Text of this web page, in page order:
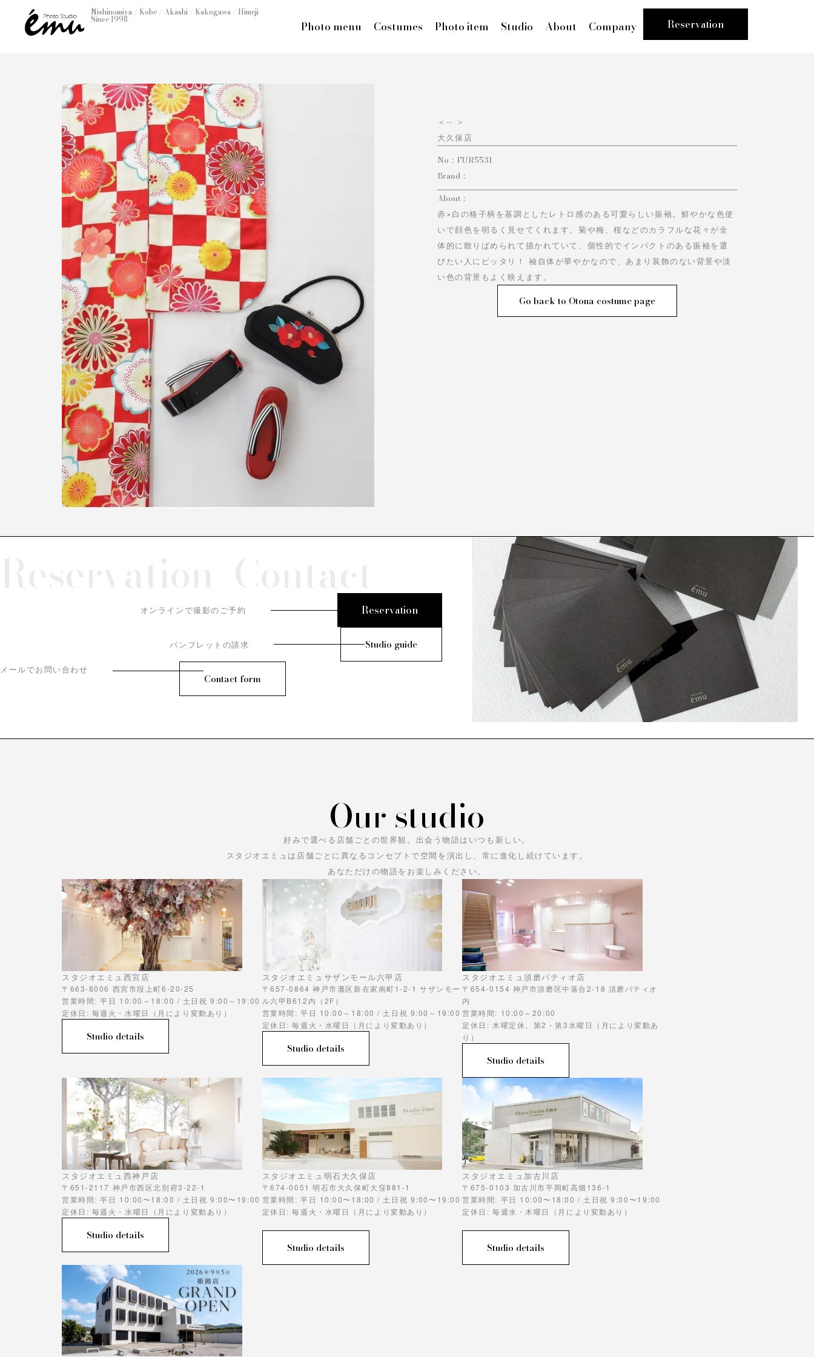
Nishinomiya / Kobe / Akashi / Kakogawa / Himeji
Since 1998 Photo menu Costumes Photo item Studio About Company Reservation
＜ -- ＞
大久保店
No： FUR5531
Brand：
About：
赤×白の格子柄を基調としたレトロ感のある可愛らしい振袖。鮮やかな色使
いで顔色を明るく見せてくれます。菊や梅、桜などのカラフルな花々が全
体的に散りばめられて描かれていて、個性的でインパクトのある振袖を選
びたい人にピッタリ！ 袖自体が華やかなので、あまり装飾のない背景や淡
い色の背景もよく映えます。
Go back to Otona costume page
オンラインで撮影のご予約 Reservation
パンフレットの請求 Studio guide
メールでお問い合わせ
Contact form
Our studio
好みで選べる店舗ごとの世界観。 出会う物語はいつも新しい。
スタジオエミュは店舗ごとに異なるコンセプトで空間を演出し、常に進化し続けています。
あなただけの物語をお楽しみください。
スタジオエミュ西宮店
〒663-8006 西宮市段上町6-20-25
営業時間: 平日 10:00～18:00 / 土日祝 9:00～19:00
定休日: 毎週火・水曜日（月により変動あり）
Studio details
スタジオエミュサザンモール六甲店
〒657-0864 神戸市灘区新在家南町1-2-1 サザンモー
ル六甲B612内（2F）
営業時間: 平日 10:00～18:00 / 土日祝 9:00～19:00
定休日: 毎週火・水曜日（月により変動あり）
Studio details
スタジオエミュ須磨パティオ店
〒654-0154 神戸市須磨区中落合2-18 須磨パティオ
内
営業時間: 10:00～20:00
定休日: 木曜定休、第2・第3水曜日（月により変動あ
り）
Studio details
スタジオエミュ西神戸店
〒651-2117 神戸市西区北別府3-22-1
営業時間: 平日 10:00〜18:00 / 土日祝 9:00〜19:00
定休日: 毎週火・水曜日（月により変動あり）
Studio details
スタジオエミュ明石大久保店
〒674-0051 明石市大久保町大窪881-1
営業時間: 平日 10:00〜18:00 / 土日祝 9:00〜19:00
定休日: 毎週火・水曜日（月により変動あり）
Studio details
スタジオエミュ加古川店
〒675-0103 加古川市平岡町高畑136-1
営業時間: 平日 10:00〜18:00 / 土日祝 9:00〜19:00
定休日: 毎週水・木曜日（月により変動あり）
Studio details